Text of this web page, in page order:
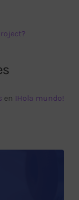
en ¡Hola mundo!